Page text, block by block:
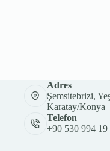
Adres
Şemsitebrizi,
Karatay/Konya
Telefon
+90 530 994 19